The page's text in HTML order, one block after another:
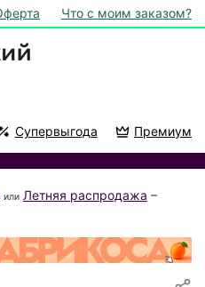
Что с моим заказом?
Супервыгода Премиум
или Летняя распродажа –